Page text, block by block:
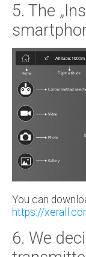
5. The
You can
https://
6. We